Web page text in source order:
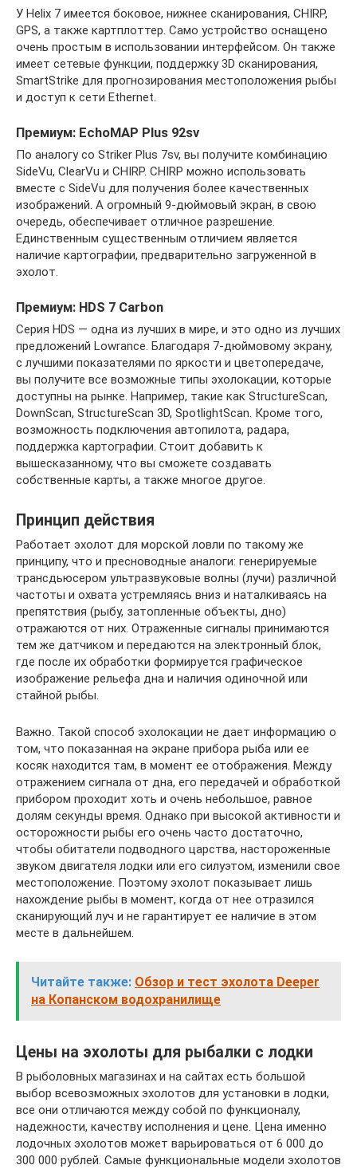
У Helix 7 имеется боковое, нижнее сканирования, CHIRP,
GPS, а также картплоттер. Само устройство оснащено
очень простым в использовании интерфейсом. Он также
имеет сетевые функции, поддержку 3D сканирования,
SmartStrike для прогнозирования местоположения рыбы
и доступ к сети Ethernet.
Премиум: EchoMAP Plus 92sv
По аналогу со Striker Plus 7sv, вы получите комбинацию
SideVu, ClearVu и CHIRP. CHIRP можно использовать
вместе с SideVu для получения более качественных
изображений. А огромный 9-дюймовый экран, в свою
очередь, обеспечивает отличное разрешение.
Единственным существенным отличием является
наличие картографии, предварительно загруженной в
эхолот.
Премиум: HDS 7 Carbon
Серия HDS — одна из лучших в мире, и это одно из лучших
предложений Lowrance. Благодаря 7-дюймовому экрану,
с лучшими показателями по яркости и цветопередаче,
вы получите все возможные типы эхолокации, которые
доступны на рынке. Например, такие как StructureScan,
DownScan, StructureScan 3D, SpotlightScan. Кроме того,
возможность подключения автопилота, радара,
поддержка картографии. Стоит добавить к
вышесказанному, что вы сможете создавать
собственные карты, а также многое другое.
Принцип действия
Работает эхолот для морской ловли по такому же
принципу, что и пресноводные аналоги: генерируемые
трансдьюсером ультразвуковые волны (лучи) различной
частоты и охвата устремляясь вниз и наталкиваясь на
препятствия (рыбу, затопленные объекты, дно)
отражаются от них. Отраженные сигналы принимаются
тем же датчиком и передаются на электронный блок,
где после их обработки формируется графическое
изображение рельефа дна и наличия одиночной или
стайной рыбы.
Важно. Такой способ эхолокации не дает информацию о
том, что показанная на экране прибора рыба или ее
косяк находится там, в момент ее отображения. Между
отражением сигнала от дна, его передачей и обработкой
прибором проходит хоть и очень небольшое, равное
долям секунды время. Однако при высокой активности и
осторожности рыбы его очень часто достаточно,
чтобы обитатели подводного царства, настороженные
звуком двигателя лодки или его силуэтом, изменили свое
местоположение. Поэтому эхолот показывает лишь
нахождение рыбы в момент, когда от нее отразился
сканирующий луч и не гарантирует ее наличие в этом
месте в дальнейшем.
Читайте также: Обзор и тест эхолота Deeper
на Копанском водохранилище
Цены на эхолоты для рыбалки с лодки
В рыболовных магазинах и на сайтах есть большой
выбор всевозможных эхолотов для установки в лодки,
все они отличаются между собой по функционалу,
надежности, качеству исполнения и цене. Цена именно
лодочных эхолотов может варьироваться от 6 000 до
300 000 рублей. Самые функциональные модели эхолотов